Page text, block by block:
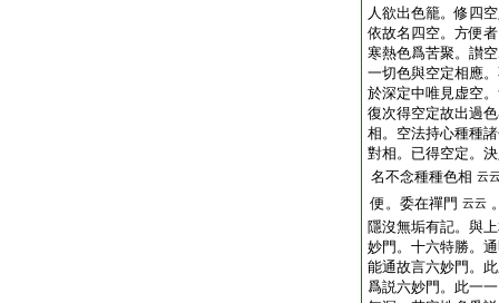
人欲出色籠。修四
依故名四空。方便
寒熱色爲苦聚。讃
一切色與空定相應
於深定中唯見虚空
復次得空定故出過
相。空法持心種種
對相。已得空定。
名不念種種色相 云
便。委在禪門 云云
隱沒無垢有記。與
妙門。十六特勝。
能通故言六妙門。
爲説六妙門。此一